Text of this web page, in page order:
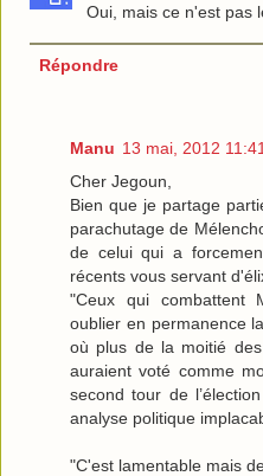
Oui, mais ce n'est pas
Répondre
Manu 13 mai, 2012 11:41
Cher Jegoun,
Bien que je partage
parachutage de
de celui qui a
récents vous servant
"Ceux qui combattent
oublier en permanence
où plus de la moitié
auraient voté comme
second tour de
analyse politique
"C'est lamentable mais